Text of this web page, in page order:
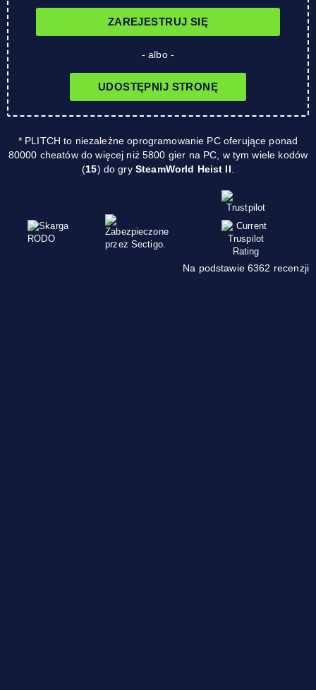
ZAREJESTRUJ SIĘ
- albo -
UDOSTĘPNIJ STRONĘ
* PLITCH to niezależne oprogramowanie PC oferujące ponad
80000 cheatów do więcej niż 5800 gier na PC, w tym wiele kodów
(15) do gry SteamWorld Heist II
Na podstawie 6362 recenzji